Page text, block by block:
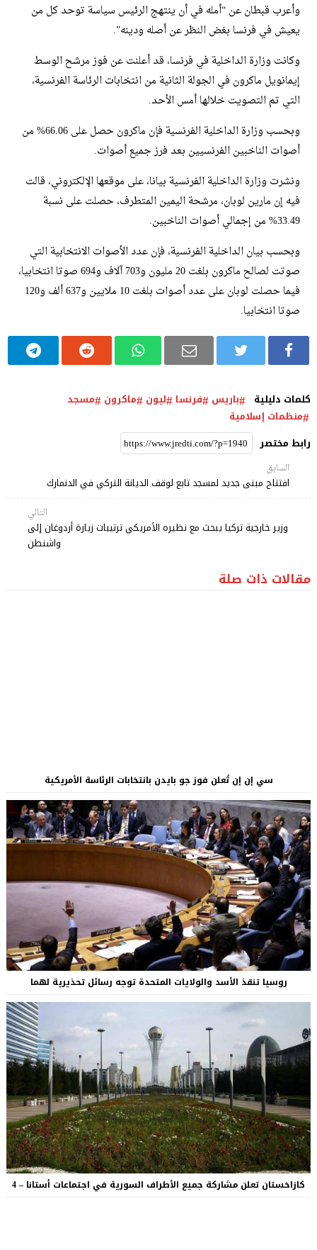
وأعرب قبطان عن “أمله في أن ينتهج الرئيس سياسة توحد كل من
يعيش في فرنسا بغض النظر عن أصله ودينه”.
وكانت وزارة الداخلية في فرنسا، قد أعلنت عن فوز مرشح الوسط
إيمانويل ماكرون في الجولة الثانية من انتخابات الرئاسة الفرنسية،
التي تم التصويت خلالها أمس الأحد.
وبحسب وزارة الداخلية الفرنسية فإن ماكرون حصل على 66.06% من
أصوات الناخبين الفرنسيين بعد فرز جميع أصوات.
ونشرت وزارة الداخلية الفرنسية بيانا، على موقعها الإلكتروني، قالت
فيه إن مارين لوبان، مرشحة اليمين المتطرف، حصلت على نسبة
33.49% من إجمالي أصوات الناخبين.
وبحسب بيان الداخلية الفرنسية، فإن عدد الأصوات الانتخابية التي
صوتت لصالح ماكرون بلغت 20 مليون و703 آلاف و694 صوتا انتخابيا،
فيما حصلت لوبان على عدد أصوات بلغت 10 ملايين و637 ألف و120
صوتا انتخابيا.
كلمات دليلية باريس فرنسا ليون ماكرون مسجد
منظمات إسلامية
رابط مختصر
السابق
افتتاح مبنى جديد لمسجد تابع لوقف الديانة التركي في الدنمارك
التالي
وزير خارجية تركيا يبحث مع نظيره الأمريكي ترتيبات زيارة أردوغان إلى
واشنطن
مقالات ذات صلة
سي إن إن تُعلن فوز جو بايدن بانتخابات الرئاسة الأمريكية
روسيا تنقذ الأسد والولايات المتحدة توجه رسائل تحذيرية لهما
كازاخستان تعلن مشاركة جميع الأطراف السورية في اجتماعات أستانا – 4